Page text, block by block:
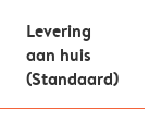
Levering
aan huis
(Standaard)